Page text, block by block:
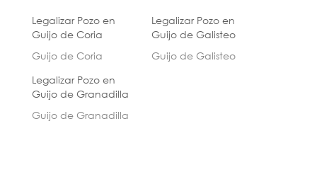
Legalizar Pozo en
Guijo de Coria
Guijo de Coria
Legalizar Pozo en
Guijo de Galisteo
Guijo de Galisteo
Legalizar Pozo en
Guijo de Granadilla
Guijo de Granadilla